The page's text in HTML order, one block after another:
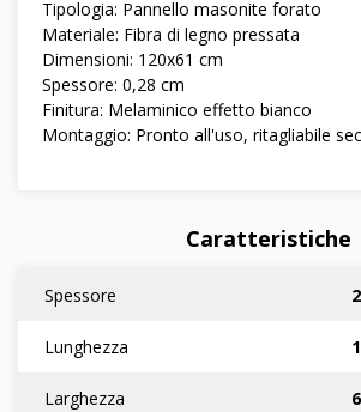
Tipologia: Pannello masonite forato
Materiale: Fibra di legno pressata
Dimensioni: 120x61 cm
Spessore: 0,28 cm
Finitura: Melaminico effetto bianco
Montaggio: Pronto all'uso, ritagliabile
Caratteristiche
Spessore
Lunghezza
Larghezza